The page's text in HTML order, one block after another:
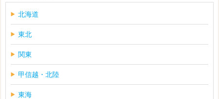
北海道
東北
関東
甲信越・北陸
東海